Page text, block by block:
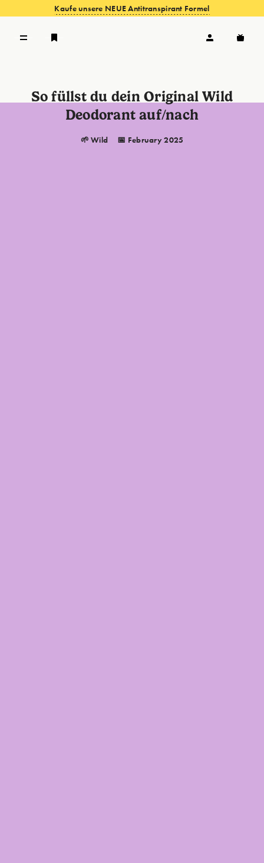
Kaufe unsere NEUE Antitranspirant Formel
So füllst du dein Original Wild
Deodorant auf/nach
🌱 Wild 📅 February 2025